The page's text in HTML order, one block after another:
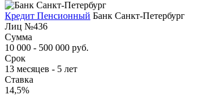
Кредит Пенсионный Банк Санкт-Петербург
Лиц №436
Сумма
10 000 - 500 000 руб.
Срок
13 месяцев - 5 лет
Ставка
14,5%